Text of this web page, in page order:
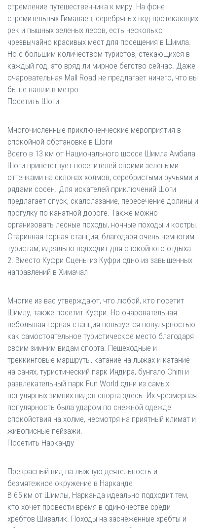
стремление путешественника к миру. На фоне
стремительных Гималаев, серебряных вод протекающих
рек и пышных зеленых лесов, есть несколько
чрезвычайно красивых мест для посещения в Шимла.
Но с большим количеством туристов, стекающихся в
каждый год, это вряд ли мирное бегство сейчас. Даже
очаровательная Mall Road не предлагает ничего, что вы
бы не нашли в метро.
Посетить Шоги
Многочисленные приключенческие мероприятия в
спокойной обстановке в Шоги
Всего в 13 км от Национального шоссе Шимла Амбала
Шоги приветствует посетителей своими зелеными
оттенками на склонах холмов, серебристыми ручьями и
рядами сосен. Для искателей приключений Шоги
предлагает спуск, скалолазание, пересечение долины и
прогулку по канатной дороге. Также можно
организовать лесные походы, ночные походы и костры.
Старинная горная станция, благодаря очень немногим
туристам, идеально подходит для спокойного отдыха.
2. Вместо Куфри Сцены из Куфри одно из завышенных
направлений в Химачал
Многие из вас утверждают, что любой, кто посетит
Шимлу, также посетит Куфри. Но очаровательная
небольшая горная станция пользуется популярностью
как самостоятельное туристическое место благодаря
своим зимним видам спорта. Пешеходные и
треккинговые маршруты, катание на лыжах и катание
на санях, туристический парк Индира, бунгало Chini и
развлекательный парк Fun World одни из самых
популярных зимних видов спорта здесь. Их чрезмерная
популярность была ударом по снежной одежде
спокойствия на холме, несмотря на приятный климат и
живописные пейзажи.
Посетить Нарканду
Прекрасный вид на лыжную деятельность и
безмятежное окружение в Нарканде
В 65 км от Шимлы, Нарканда идеально подходит тем,
кто хочет провести время в одиночестве среди
хребтов Шивалик. Походы на заснеженные хребты и